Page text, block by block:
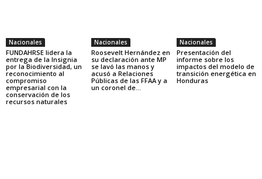
Nacionales
FUNDAHRSE lidera la
entrega de la Insignia
por la Biodiversidad, un
reconocimiento al
compromiso
empresarial con la
conservación de los
recursos naturales
Nacionales
Roosevelt Hernández en
su declaración ante MP
se lavó las manos y
acusó a Relaciones
Públicas de las FFAA y a
un coronel de...
Nacionales
Presentación del
informe sobre los
impactos del modelo de
transición energética en
Honduras